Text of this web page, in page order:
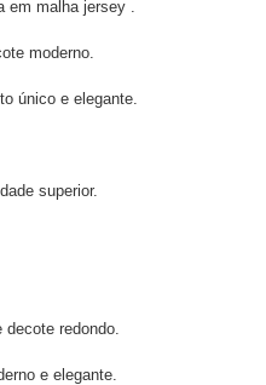
em malha jersey .
moderno.
único e elegante.
superior.
redondo.
e elegante.